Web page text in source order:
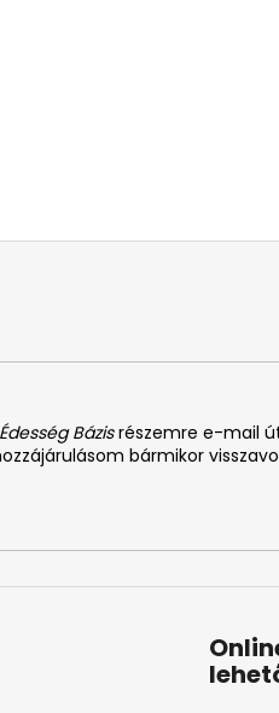
Bázisrészemre e-mail
bármikor